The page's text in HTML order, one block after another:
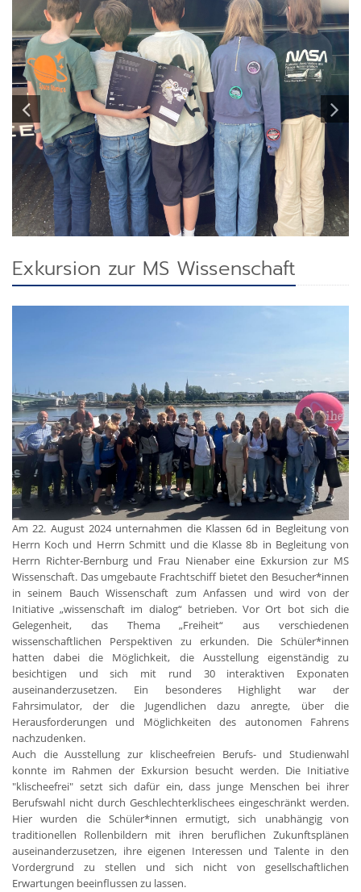
Exkursion zur MS Wissenschaft
Am 22. August 2024 unternahmen die Klassen 6d in Begleitung von
Herrn Koch und Herrn Schmitt und die Klasse 8b in Begleitung von
Herrn Richter-Bernburg und Frau Nienaber eine Exkursion zur MS
Wissenschaft. Das umgebaute Frachtschiff bietet den Besucher*innen
in seinem Bauch Wissenschaft zum Anfassen und wird von der
Initiative „wissenschaft im dialog“ betrieben. Vor Ort bot sich die
Gelegenheit, das Thema „Freiheit“ aus verschiedenen
wissenschaftlichen Perspektiven zu erkunden. Die Schüler*innen
hatten dabei die Möglichkeit, die Ausstellung eigenständig zu
besichtigen und sich mit rund 30 interaktiven Exponaten
auseinanderzusetzen. Ein besonderes Highlight war der
Fahrsimulator, der die Jugendlichen dazu anregte, über die
Herausforderungen und Möglichkeiten des autonomen Fahrens
nachzudenken.
Auch die Ausstellung zur klischeefreien Berufs- und Studienwahl
konnte im Rahmen der Exkursion besucht werden. Die Initiative
"klischeefrei" setzt sich dafür ein, dass junge Menschen bei ihrer
Berufswahl nicht durch Geschlechterklischees eingeschränkt werden.
Hier wurden die Schüler*innen ermutigt, sich unabhängig von
traditionellen Rollenbildern mit ihren beruflichen Zukunftsplänen
auseinanderzusetzen, ihre eigenen Interessen und Talente in den
Vordergrund zu stellen und sich nicht von gesellschaftlichen
Erwartungen beeinflussen zu lassen.